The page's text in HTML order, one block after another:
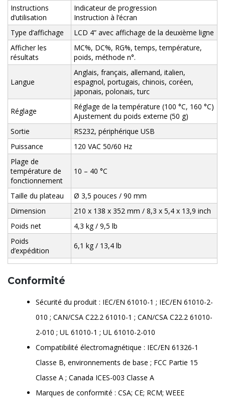
Instructions
d’utilisation
Indicateur de progression
Instruction à l’écran
Type d’affichage
LCD 4” avec affichage de la deuxième ligne
Afficher les
résultats
MC%, DC%, RG%, temps, température,
poids, méthode n°.
Langue
Anglais, français, allemand, italien,
espagnol, portugais, chinois, coréen,
japonais, polonais, turc
Réglage
Réglage de la température (100 °C, 160 °C)
Ajustement du poids externe (50 g)
Sortie
RS232, périphérique USB
Puissance
120 VAC 50/60 Hz
Plage de
température de
fonctionnement
10 – 40 °C
Taille du plateau
Ø 3,5 pouces / 90 mm
Dimension
210 x 138 x 352 mm / 8,3 x 5,4 x 13,9 inch
Poids net
4,3 kg / 9,5 lb
Poids
d’expédition
6,1 kg / 13,4 lb
Conformité
Sécurité du produit : IEC/EN 61010-1 ; IEC/EN 61010-2-
010 ; CAN/CSA C22.2 61010-1 ; CAN/CSA C22.2 61010-
2-010 ; UL 61010-1 ; UL 61010-2-010
Compatibilité électromagnétique : IEC/EN 61326-1
Classe B, environnements de base ; FCC Partie 15
Classe A ; Canada ICES-003 Classe A
Marques de conformité : CSA; CE; RCM; WEEE